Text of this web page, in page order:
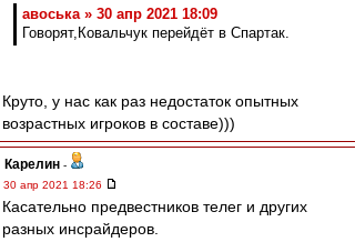
авоська » 30 апр 2021 18:09
Говорят,Ковальчук перейдёт в Спартак.
Круто, у нас как раз недостаток опытных
возрастных игроков в составе)))
Карелин -
30 апр 2021 18:26
Касательно предвестников телег и других
разных инсрайдеров.